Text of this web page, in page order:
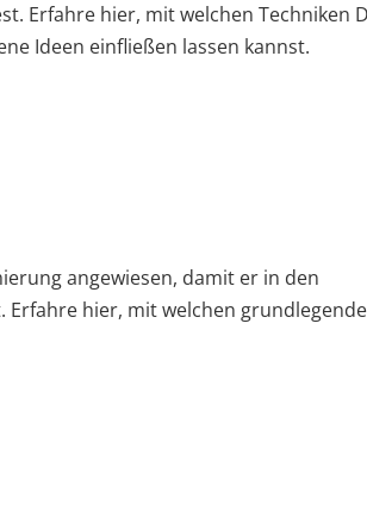
Erfahre hier, mit welchen Techniken
Ideen einfließen lassen kannst.
angewiesen, damit er in den
hier, mit welchen